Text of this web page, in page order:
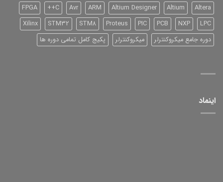
Altera
Altium
Altium Designer
ARM
Avr
C++
FPGA
LPC
NXP
PCB
PIC
Proteus
STM8
STM32
Xilinx
دوره جامع میکروکنترلر
میکروکنترلر پکیج کامل تمامی دوره ها
اینماد